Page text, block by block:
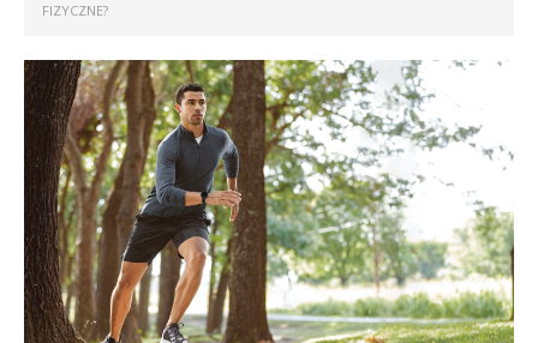
FIZYCZNE?